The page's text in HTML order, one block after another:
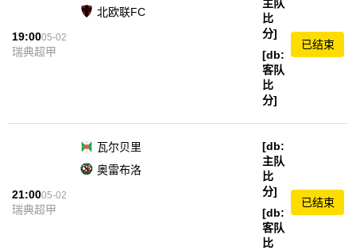
19:0005-02
瑞典超甲
主队
比
分]
[db:
客队
比
分]
北欧联FC
已结束
21:0005-02
瑞典超甲
瓦尔贝里
[db:
主队
比
分]
[db:
客队
比
奥雷布洛
已结束